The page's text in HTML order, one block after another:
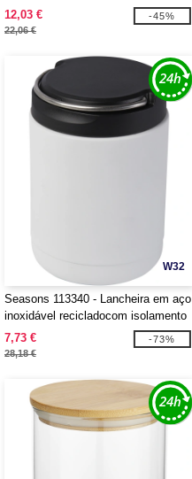
12,03 €
22,06 €
-45%
W32
Seasons 113340 - Lancheira em aço
inoxidável recicladocom isolamento
de 500 ml "Doveron"
7,73 €
28,18 €
-73%